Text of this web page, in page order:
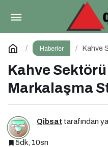
Haberler
Kahve
Kahve
Markalaşma
Qibsat tarafından
5dk, 10sn
Multi Klima
Fazla Tercih Ediliyor?
Yorum Yap